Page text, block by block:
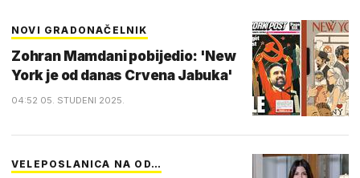
NOVI GRADONAČELNIK
Zohran Mamdani pobijedio: 'New
York je od danas Crvena Jabuka'
04:52 05. STUDENI 2025.
VELEPOSLANICA NA OD…